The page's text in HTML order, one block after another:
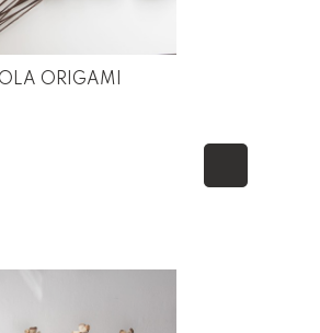
ORIGAMI